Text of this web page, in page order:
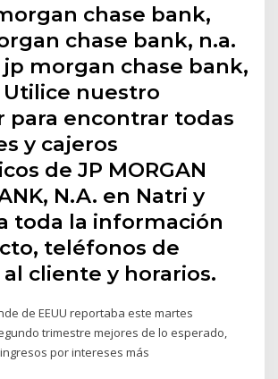
chase bank,
chase bank, n.a.
jp morgan chase bank,
Utilice nuestro
para encontrar todas
y cajeros
de JP MORGAN
N.A. en Natri y
toda la información
teléfonos de
cliente y horarios.
de EEUU reportaba este martes
trimestre mejores de lo esperado,
por intereses más